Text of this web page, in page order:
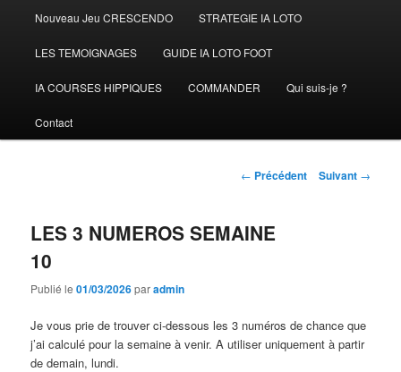
principal
Aller
au
contenu
Nouveau Jeu CRESCENDO STRATEGIE IA LOTO
LES TEMOIGNAGES GUIDE IA LOTO FOOT
IA COURSES HIPPIQUES COMMANDER Qui suis-je ?
Contact
Navigation
← Précédent Suivant →
LES 3 NUMEROS SEMAINE
10
Publié le01/03/2026paradmin
Je vous prie de trouver ci-dessous les 3 numéros de chance que
j’ai calculé pour la semaine à venir. A utiliser uniquement à partir
de demain, lundi.